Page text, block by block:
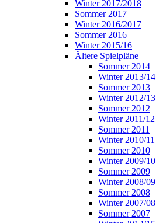
Winter 2017/2018
Sommer 2017
Winter 2016/2017
Sommer 2016
Winter 2015/16
Ältere Spielpläne
Sommer 2014
Winter 2013/14
Sommer 2013
Winter 2012/13
Sommer 2012
Winter 2011/12
Sommer 2011
Winter 2010/11
Sommer 2010
Winter 2009/10
Sommer 2009
Winter 2008/09
Sommer 2008
Winter 2007/08
Sommer 2007